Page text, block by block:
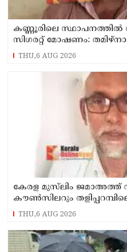
കണ്ണൂരിലെ സ്ഥാപനത്തിൽ
സിഗരറ്റ് മോഷണം:
സെയിൽസ്മാൻ
THU,6 AUG 2026
കേരള മുസ്‌ലിം ജമാഅത്ത്
കൗൺസിലറും
പ്രവർത്തകനുമായ ബി എ
നിര്യാതനായി
THU,6 AUG 2026